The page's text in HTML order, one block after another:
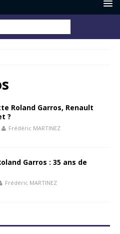
Roland Garros, Renault
?
Frédéric MARTINEZ
Garros : 35 ans de
Frédéric MARTINEZ